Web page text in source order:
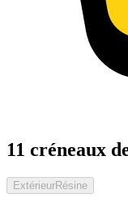
11 créneaux
ExtérieurRésine